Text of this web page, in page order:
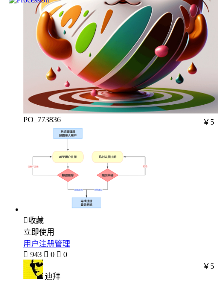
PO_773836 ￥5
收藏
立即使用
用户注册管理
 943  0  0
迪拜
￥5